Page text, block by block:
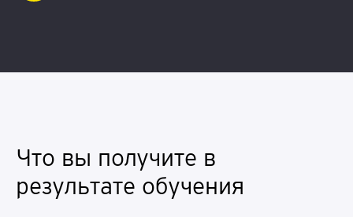
Что вы получите в
результате обучения